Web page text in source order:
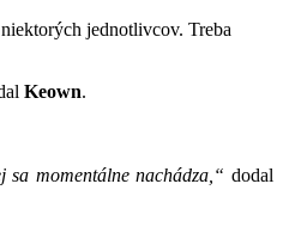
jednotlivcov. Treba
Keown.
momentálne nachádza,“ dodal